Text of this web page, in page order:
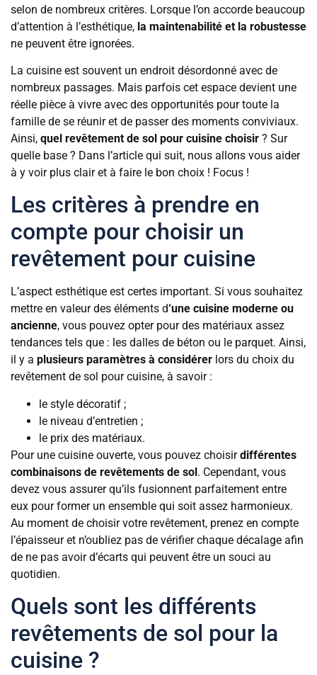
selon de nombreux critères. Lorsque l’on accorde beaucoup
d’attention à l’esthétique, la maintenabilité et la robustesse
ne peuvent être ignorées.
La cuisine est souvent un endroit désordonné avec de
nombreux passages. Mais parfois cet espace devient une
réelle pièce à vivre avec des opportunités pour toute la
famille de se réunir et de passer des moments conviviaux.
Ainsi, quel revêtement de sol pour cuisine choisir ? Sur
quelle base ? Dans l’article qui suit, nous allons vous aider
à y voir plus clair et à faire le bon choix ! Focus !
Les critères à prendre en
compte pour choisir un
revêtement pour cuisine
L’aspect esthétique est certes important. Si vous souhaitez
mettre en valeur des éléments d‘une cuisine moderne ou
ancienne, vous pouvez opter pour des matériaux assez
tendances tels que : les dalles de béton ou le parquet. Ainsi,
il y a plusieurs paramètres à considérer lors du choix du
revêtement de sol pour cuisine, à savoir :
le style décoratif ;
le niveau d’entretien ;
le prix des matériaux.
Pour une cuisine ouverte, vous pouvez choisirdifférentes
combinaisons de revêtements de sol. Cependant, vous
devez vous assurer qu’ils fusionnent parfaitement entre
eux pour former un ensemble qui soit assez harmonieux.
Au moment de choisir votre revêtement, prenez en compte
l’épaisseur et n’oubliez pas de vérifier chaque décalage afin
de ne pas avoir d’écarts qui peuvent être un souci au
quotidien.
Quels sont les différents
revêtements de sol pour la
cuisine ?